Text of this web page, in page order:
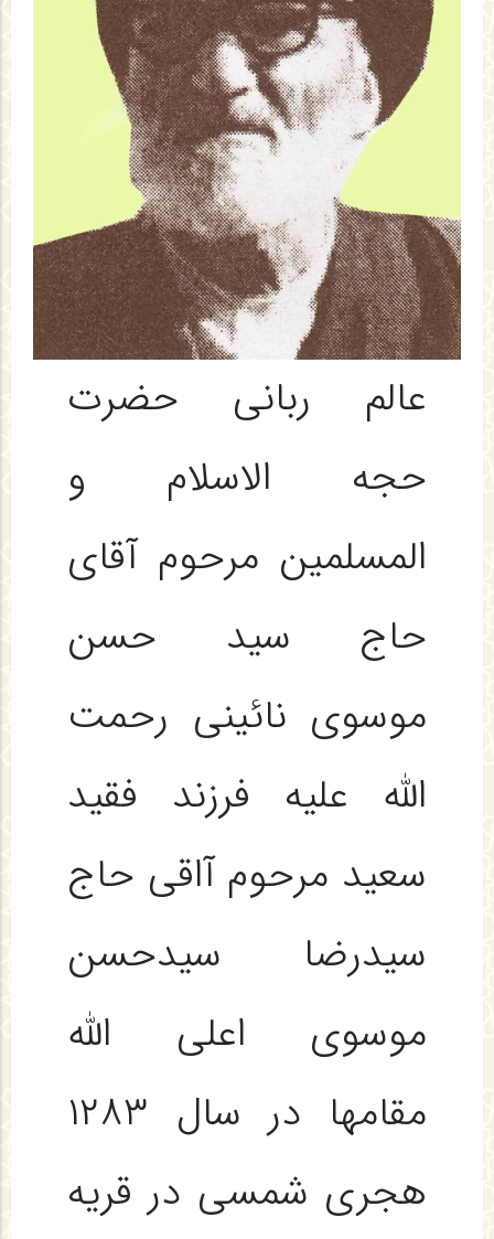
عالم ربانی حضرت
حجه الاسلام و
المسلمین مرحوم آقای
حاج سید حسن
موسوی نائینی رحمت
الله علیه فرزند فقید
سعید مرحوم آاقی حاج
سیدرضا سیدحسن
موسوی اعلی الله
مقامها در سال ۱۲۸۳
هجری شمسی در قریه